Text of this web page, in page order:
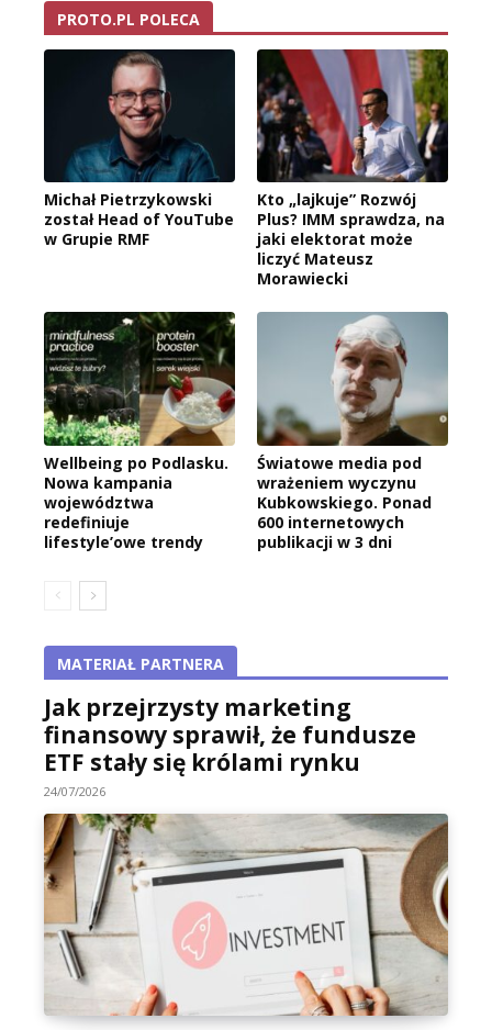
PROTO.PL POLECA
Michał Pietrzykowski
został Head of YouTube
w Grupie RMF
Kto „lajkuje” Rozwój
Plus? IMM sprawdza, na
jaki elektorat może
liczyć Mateusz
Morawiecki
Wellbeing po Podlasku.
Nowa kampania
województwa
redefiniuje
lifestyle’owe trendy
Światowe media pod
wrażeniem wyczynu
Kubkowskiego. Ponad
600 internetowych
publikacji w 3 dni
MATERIAŁ PARTNERA
Jak przejrzysty marketing
finansowy sprawił, że fundusze
ETF stały się królami rynku
24/07/2026